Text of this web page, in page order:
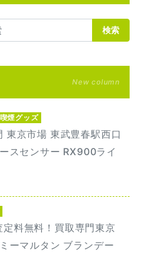
検索
New column
煙グッズ
東京市場 東武豊春駅西口
スセンサー RX900ライ
料無料！買取専門東京
ーマルタン ブランデー